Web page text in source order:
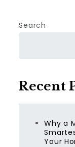
Search
Recent
Why a
Your